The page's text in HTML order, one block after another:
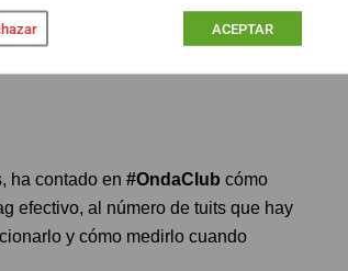
ACEPTAR
ha contado en #OndaClub cómo
efectivo, al número de tuits que hay
y cómo medirlo cuando